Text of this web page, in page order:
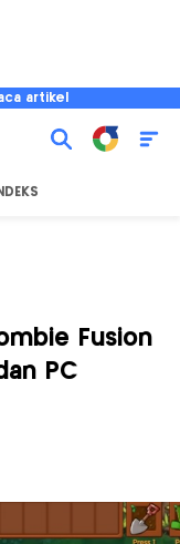
artikel
Fusion
PC